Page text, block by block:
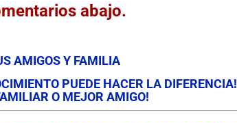
abajo.
AMIGOS Y FAMILIA
PUEDE HACER LA DIFERENCIA!
O MEJOR AMIGO!